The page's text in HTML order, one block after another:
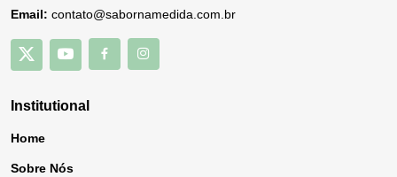
Email: contato@sabornamedida.com.br
Institutional
Home
Sobre Nós